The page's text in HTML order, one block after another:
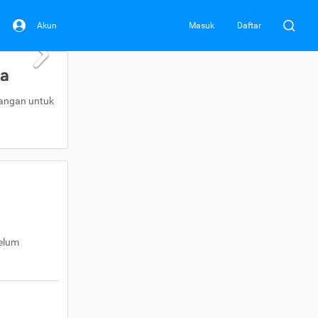
Akun Masuk Daftar
untuk